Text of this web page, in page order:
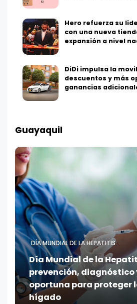
Hero refuerza su
con una nueva
expansión a nivel
DiDi impulsa la
descuentos y más
ganancias
Guayaquil
DÍA MUNDIAL DE LA HEPATITIS:
Día Mundial de la
prevención, diagnóstico
oportuna para proteger
hígado